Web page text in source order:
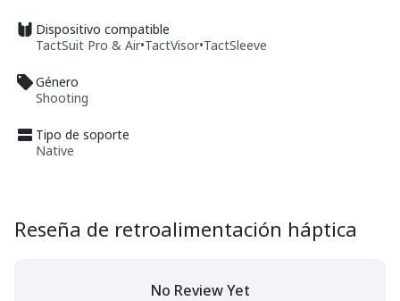
Dispositivo compatible
TactSuit Pro & Air•TactVisor•TactSleeve
Género
Shooting
Tipo de soporte
Native
Reseña de retroalimentación háptica
No Review Yet